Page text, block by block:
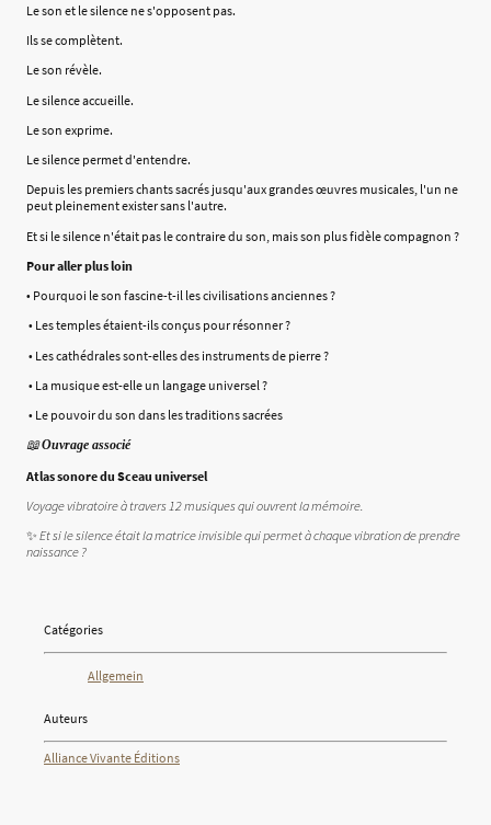
Le son et le silence ne s'opposent pas.
Ils se complètent.
Le son révèle.
Le silence accueille.
Le son exprime.
Le silence permet d'entendre.
Depuis les premiers chants sacrés jusqu'aux grandes œuvres musicales, l'un ne
peut pleinement exister sans l'autre.
Et si le silence n'était pas le contraire du son, mais son plus fidèle compagnon ?
Pour aller plus loin
• Pourquoi le son fascine-t-il les civilisations anciennes ?
• Les temples étaient-ils conçus pour résonner ?
• Les cathédrales sont-elles des instruments de pierre ?
• La musique est-elle un langage universel ?
• Le pouvoir du son dans les traditions sacrées
📖Ouvrage associé
Atlas sonore du Sceau universel
Voyage vibratoire à travers 12 musiques qui ouvrent la mémoire.
✨ Et si le silence était la matrice invisible qui permet à chaque vibration de prendre
naissance ?
Catégories
Allgemein
Auteurs
Alliance Vivante Éditions